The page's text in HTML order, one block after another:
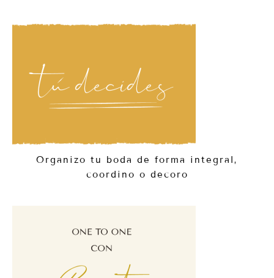
Organizo tu boda de forma integral,
coordino o decoro